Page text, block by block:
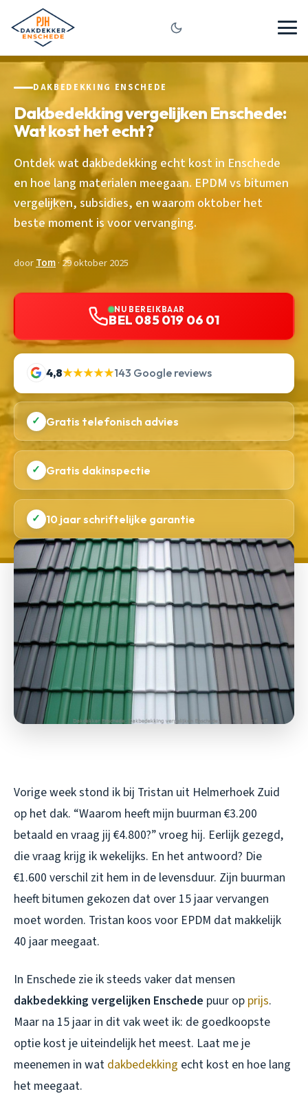
DAKBEDEKKING ENSCHEDE
Dakbedekking vergelijken Enschede:
Wat kost het echt?
Ontdek wat dakbedekking echt kost in Enschede
en hoe lang materialen meegaan. EPDM vs bitumen
vergelijken, subsidies, en waarom oktober het
beste moment is voor vervanging.
doorTom· 29 oktober 2025
NU BEREIKBAAR
BEL 085 019 06 01
4,8★★★★★143 Google reviews
✓ Gratis telefonisch advies
✓ Gratis dakinspectie
✓ 10 jaar schriftelijke garantie
Vorige week stond ik bij Tristan uit Helmerhoek Zuid
op het dak. “Waarom heeft mijn buurman €3.200
betaald en vraag jij €4.800?” vroeg hij. Eerlijk gezegd,
die vraag krijg ik wekelijks. En het antwoord? Die
€1.600 verschil zit hem in de levensduur. Zijn buurman
heeft bitumen gekozen dat over 15 jaar vervangen
moet worden. Tristan koos voor EPDM dat makkelijk
40 jaar meegaat.
In Enschede zie ik steeds vaker dat mensen
dakbedekking vergelijken Enschede puur op prijs.
Maar na 15 jaar in dit vak weet ik: de goedkoopste
optie kost je uiteindelijk het meest. Laat me je
meenemen in wat dakbedekking echt kost en hoe lang
het meegaat.